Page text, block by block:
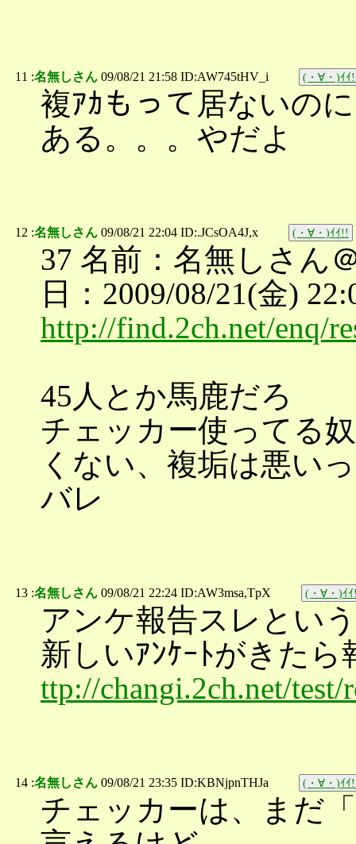
11 :名無しさん 09/08/21 21:58 ID:AW745tHV_i (・∀・)ｲｲ
複ｱｶもって居ないの
ある。。。やだよ
12 :名無しさん 09/08/21 22:04 ID:.JCsOA4J,x (・∀・)ｲｲ!!
37 名前：名無しさん
日：2009/08/21(金)
http://find.2ch.net/enq/
45人とか馬鹿だろ
チェッカー使ってる
くない、複垢は悪い
バレ
13 :名無しさん 09/08/21 22:24 ID:AW3msa,TpX (・∀・)ｲ
アンケ報告スレとい
新しいｱﾝｹｰﾄがきたら
ttp://changi.2ch.net/
14 :名無しさん 09/08/21 23:35 ID:KBNjpnTHJa (・∀・)ｲｲ
チェッカーは、まだ